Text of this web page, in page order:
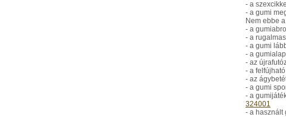
- a
- a gumi
Nem ebbe
- a
- a
- a gumi
- a
- az
- a
- az
- a gumi
- a
324001
- a használt